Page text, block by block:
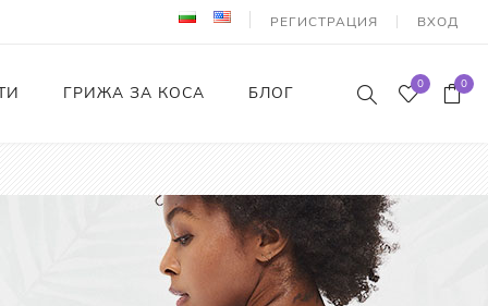
РЕГИСТРАЦИЯ ВХОД
ГРИЖА ЗА КОСА БЛОГ 0 0